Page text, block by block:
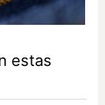
estas